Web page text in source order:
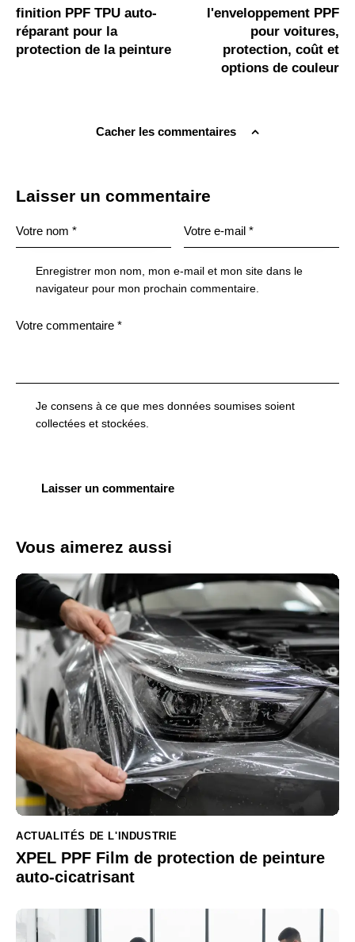
finition PPF TPU auto-
réparant pour la
protection de la peinture
l'enveloppement PPF
pour voitures,
protection, coût et
options de couleur
Cacher les commentaires
Laisser un commentaire
Enregistrer mon nom, mon e-mail et mon site dans le
navigateur pour mon prochain commentaire.
Je consens à ce que mes données soumises soient
collectées et stockées.
Vous aimerez aussi
ACTUALITÉS DE L'INDUSTRIE
XPEL PPF Film de protection de peinture
auto-cicatrisant